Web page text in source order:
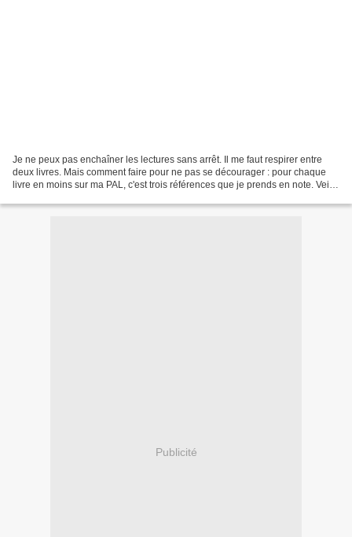
Je ne peux pas enchaîner les lectures sans arrêt. Il me faut respirer entre
deux livres. Mais comment faire pour ne pas se décourager : pour chaque
livre en moins sur ma PAL, c'est trois références que je prends en note. Veille
Publicité